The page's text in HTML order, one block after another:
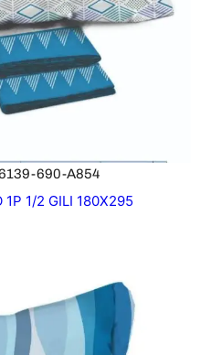
690-A854
1P 1/2 GILI 180X295